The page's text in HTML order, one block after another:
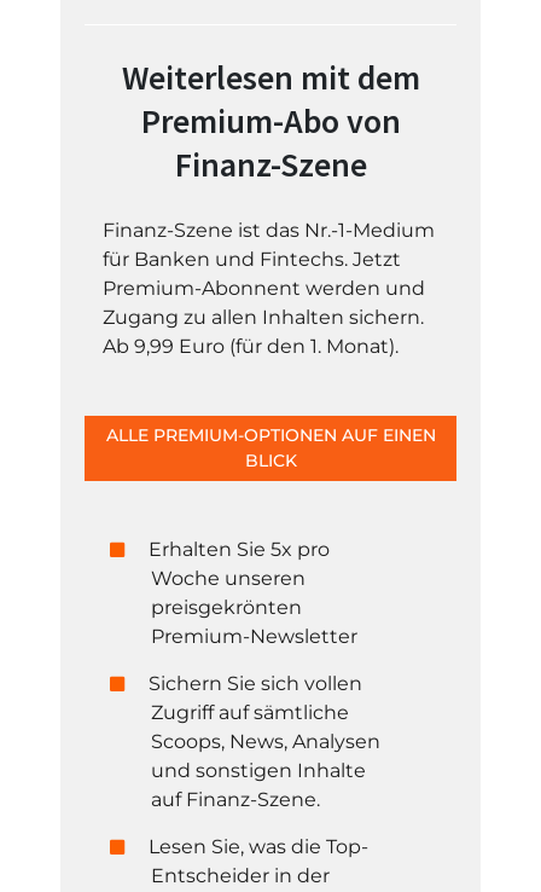
Weiterlesen mit dem
Premium-Abo von
Finanz-Szene
Finanz-Szene ist das Nr.-1-Medium
für Banken und Fintechs. Jetzt
Premium-Abonnent werden und
Zugang zu allen Inhalten sichern.
Ab 9,99 Euro (für den 1. Monat).
ALLE PREMIUM-OPTIONEN AUF EINEN
BLICK
Erhalten Sie 5x pro
Woche unseren
preisgekrönten
Premium-Newsletter
Sichern Sie sich vollen
Zugriff auf sämtliche
Scoops, News, Analysen
und sonstigen Inhalte
auf Finanz-Szene.
Lesen Sie, was die Top-
Entscheider in der